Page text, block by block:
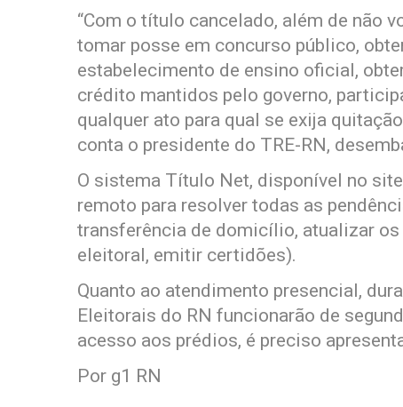
“Com o título cancelado, além de não
tomar posse em concurso público,
estabelecimento de ensino oficial,
crédito mantidos pelo governo,
qualquer ato para qual se exija
conta o presidente do TRE-RN,
O sistema Título Net, disponível no
remoto para resolver todas as
transferência de domicílio, atualizar
eleitoral, emitir certidões).
Quanto ao atendimento presencial,
Eleitorais do RN funcionarão de
acesso aos prédios, é preciso
Por g1 RN